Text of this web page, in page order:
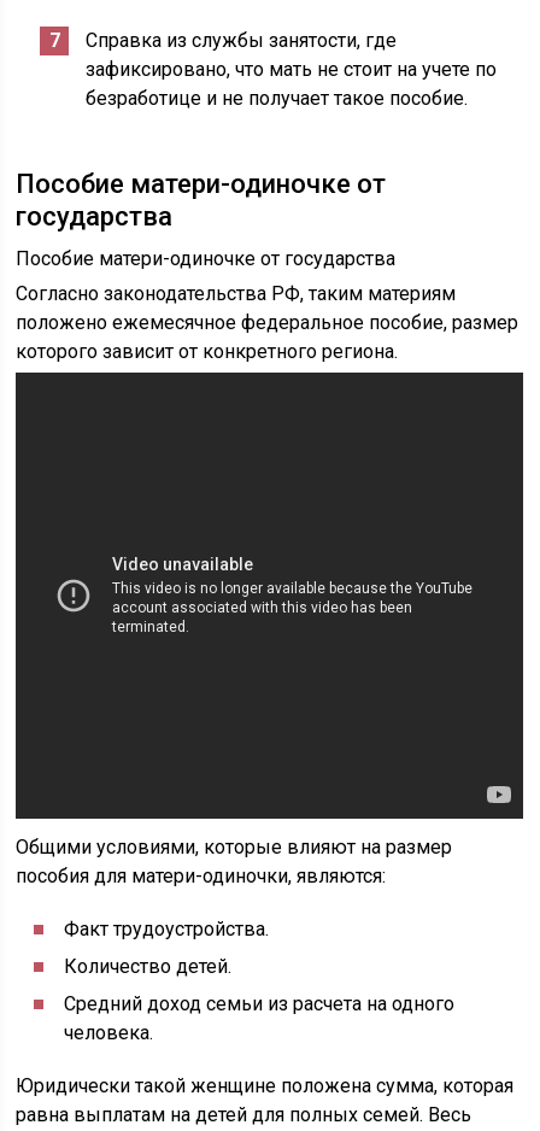
Справка из службы занятости, где
зафиксировано, что мать не стоит на учете по
безработице и не получает такое пособие.
Пособие матери-одиночке от
государства
Пособие матери-одиночке от государства
Согласно законодательства РФ, таким материям
положено ежемесячное федеральное пособие, размер
которого зависит от конкретного региона.
Общими условиями, которые влияют на размер
пособия для матери-одиночки, являются:
Факт трудоустройства.
Количество детей.
Средний доход семьи из расчета на одного
человека.
Юридически такой женщине положена сумма, которая
равна выплатам на детей для полных семей. Весь